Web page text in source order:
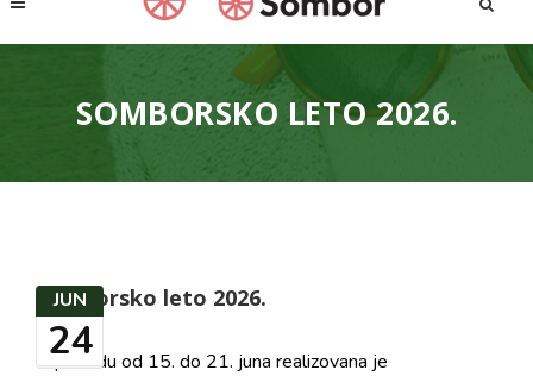
SOMBORSKO LETO 2026.
JUN
24
Somborsko leto 2026.
U periodu od 15. do 21. juna realizovana je